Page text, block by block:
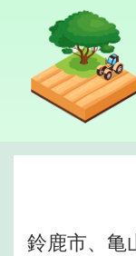
鈴鹿市、亀